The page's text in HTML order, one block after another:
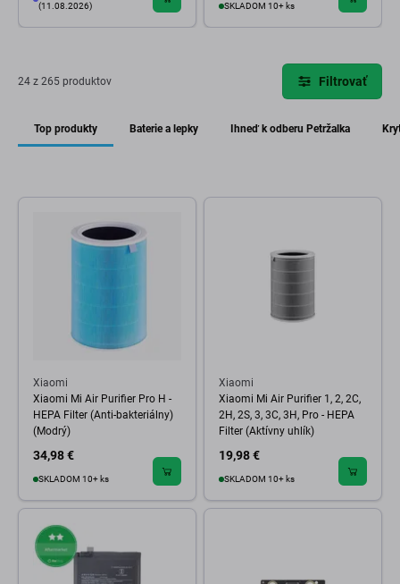
(11.08.2026)
SKLADOM 10+ ks
24 z 265 produktov Filtrovať
Top produkty Baterie a lepky Ihneď k odberu Petržalka
Xiaomi
Xiaomi Mi Air Purifier Pro H -
HEPA Filter (Anti-bakteriálny)
(Modrý)
34,98 €
SKLADOM 10+ ks
Xiaomi
Xiaomi Mi Air Purifier 1, 2, 2C,
2H, 2S, 3, 3C, 3H, Pro - HEPA
Filter (Aktívny uhlík)
19,98 €
SKLADOM 10+ ks